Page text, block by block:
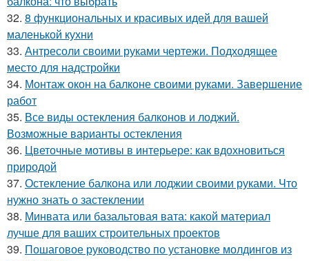
32. 8 функциональных и красивых идей для вашей
маленькой кухни
33. Антресоли своими руками чертежи. Подходящее
место для надстройки
34. Монтаж окон на балконе своими руками. Завершение
работ
35. Все виды остекления балконов и лоджий.
Возможные варианты остекления
36. Цветочные мотивы в интерьере: как вдохновиться
природой
37. Остекление балкона или лоджии своими руками. Что
нужно знать о застеклении
38. Минвата или базальтовая вата: какой материал
лучше для ваших строительных проектов
39. Пошаговое руководство по установке молдингов из